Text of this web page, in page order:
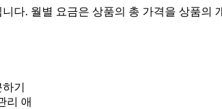
다. 월별 요금은 상품의 총 가격을 상품의
기
리 애